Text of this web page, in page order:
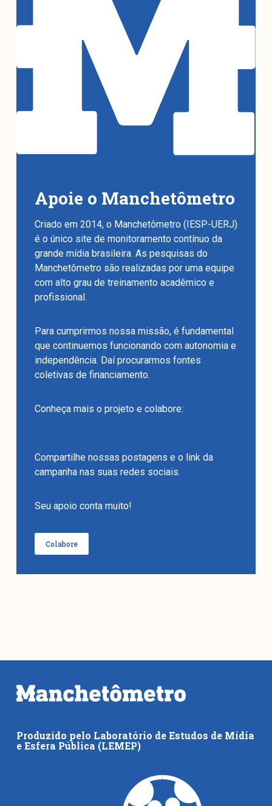
Apoie o Manchetômetro
Criado em 2014, o Manchetômetro (IESP-UERJ)
é o único site de monitoramento contínuo da
grande mídia brasileira. As pesquisas do
Manchetômetro são realizadas por uma equipe
com alto grau de treinamento acadêmico e
profissional.
Para cumprirmos nossa missão, é fundamental
que continuemos funcionando com autonomia e
independência. Daí procurarmos fontes
coletivas de financiamento.
Conheça mais o projeto e colabore:
Compartilhe nossas postagens e o link da
campanha nas suas redes sociais.
Seu apoio conta muito!
Colabore
Produzido pelo Laboratório de Estudos de Mídia
e Esfera Pública (LEMEP)